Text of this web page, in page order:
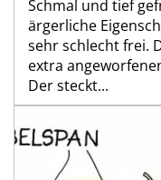
Schmal und tief
ärgerliche
sehr schlecht frei.
extra
Der steckt...